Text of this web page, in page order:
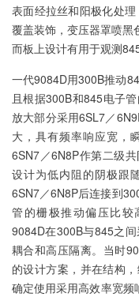
表面经拉丝和阳极化处
覆盖装饰，变压器罩喷黑
而板上设计有用于观测
一代9084D用300B推动
且根据300B和845电子
放大部分采用6SL7／
大，具有频率响应宽，
6SN7／6N8P作第二级
设计为低内阻的阴极跟
6SN7／6N8P后连接到
管的栅极推动偏压比较
9084D在300B与845之
耦合和高压隔离。当时
的设计方案，并在结构
确定使用采用高效率宽